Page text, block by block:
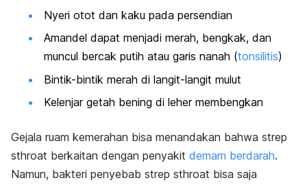
Nyeri otot dan kaku pada persendian
Amandel dapat menjadi merah, bengkak, dan
muncul bercak putih atau garis nanah (tonsilitis)
Bintik-bintik merah di langit-langit mulut
Kelenjar getah bening di leher membengkan
Gejala ruam kemerahan bisa menandakan bahwa strep
sthroat berkaitan dengan penyakit demam berdarah.
Namun, bakteri penyebab strep sthroat bisa saja